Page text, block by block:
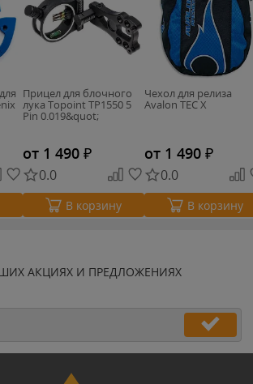
Прицел для блочного
лука Topoint TP1550 5
Pin 0.019&quot;
от 1 490 ₽
0.0
В корзину
Чехол для релиза
Avalon TEC X
от 1 490 ₽
0.0
В корзину
АКЦИЯХ И ПРЕДЛОЖЕНИЯХ